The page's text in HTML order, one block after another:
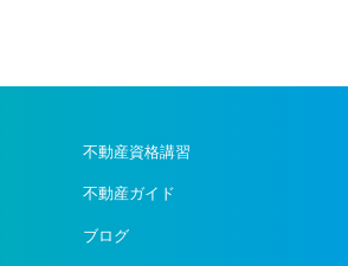
不動産資格講習
不動産ガイド
ブログ